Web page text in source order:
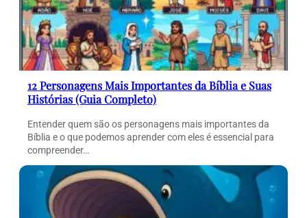
12 Personagens Mais Importantes da Bíblia e Suas
Histórias (Guia Completo)
Entender quem são os personagens mais importantes da
Bíblia e o que podemos aprender com eles é essencial para
compreender…